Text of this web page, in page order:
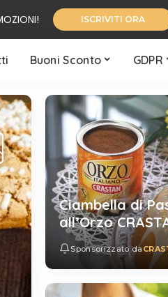
ISCRIVITI ORA
Buoni Sconto GDPR
Ciambella di
all’Orzo
Sponsorizzato da